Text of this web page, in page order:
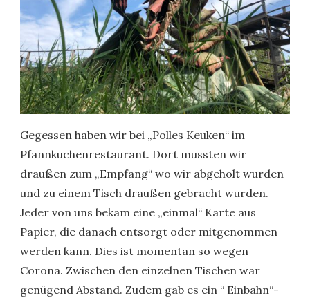
Gegessen haben wir bei „Polles Keuken“ im
Pfannkuchenrestaurant. Dort mussten wir
draußen zum „Empfang“ wo wir abgeholt wurden
und zu einem Tisch draußen gebracht wurden.
Jeder von uns bekam eine „einmal“ Karte aus
Papier, die danach entsorgt oder mitgenommen
werden kann. Dies ist momentan so wegen
Corona. Zwischen den einzelnen Tischen war
genügend Abstand. Zudem gab es ein “ Einbahn“-